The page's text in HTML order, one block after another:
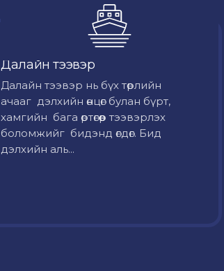
Далайн тээвэр
Далайн тээвэр нь бүх төрлийн
ачааг дэлхийн өнцөг булан бүрт,
хамгийн бага өртөгөөр тээвэрлэх
боломжийг бидэнд өгдөг. Бид
дэлхийн аль...